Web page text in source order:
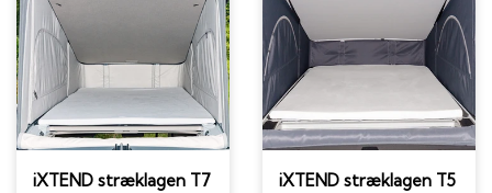
iXTEND stræklagen T7
iXTEND stræklagen T5